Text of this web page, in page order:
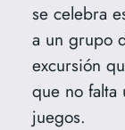
se celebra
a un grupo
excursión
que no falta
juegos.